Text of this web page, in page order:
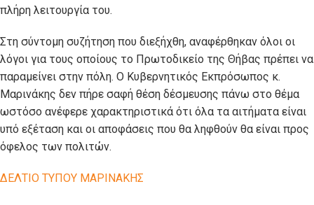
πλήρη λειτουργία του.
Στη σύντομη συζήτηση που διεξήχθη, αναφέρθηκαν όλοι οι
λόγοι για τους οποίους το Πρωτοδικείο της Θήβας πρέπει να
παραμείνει στην πόλη. Ο Κυβερνητικός Εκπρόσωπος κ.
Μαρινάκης δεν πήρε σαφή θέση δέσμευσης πάνω στο θέμα
ωστόσο ανέφερε χαρακτηριστικά ότι όλα τα αιτήματα είναι
υπό εξέταση και οι αποφάσεις που θα ληφθούν θα είναι προς
όφελος των πολιτών.
ΔΕΛΤΙΟ ΤΥΠΟΥ ΜΑΡΙΝΑΚΗΣ